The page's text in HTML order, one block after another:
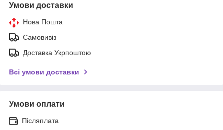
Умови доставки
Нова Пошта
Самовивіз
Доставка Укрпоштою
Всі умови доставки
Умови оплати
Післяплата